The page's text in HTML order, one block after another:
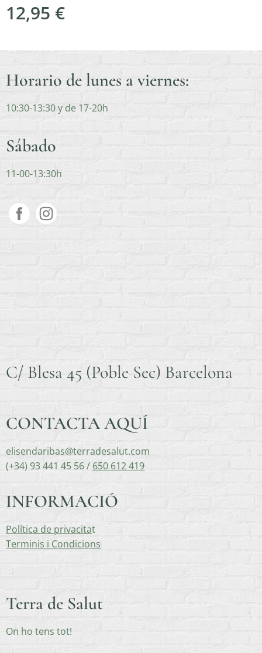
12,95 €
Horario de lunes a viernes:
10:30-13:30 y de 17-20h
Sábado
11-00-13:30h
C/ Blesa 45 (Poble Sec) Barcelona
CONTACTA AQUÍ
elisendaribas@terradesalut.com
(+34) 93 441 45 56 / 650 612 419
INFORMACIÓ
Política de privacitat
Terminis i Condicions
Terra de Salut
On ho tens tot!